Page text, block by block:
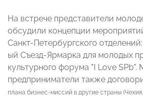
На встрече представители
обсудили концепции
Санкт-Петербургского
ый Съезд-Ярмарка для молодых
культурного форума "I Love
предприниматели также
плана бизнес-миссий в другие страны